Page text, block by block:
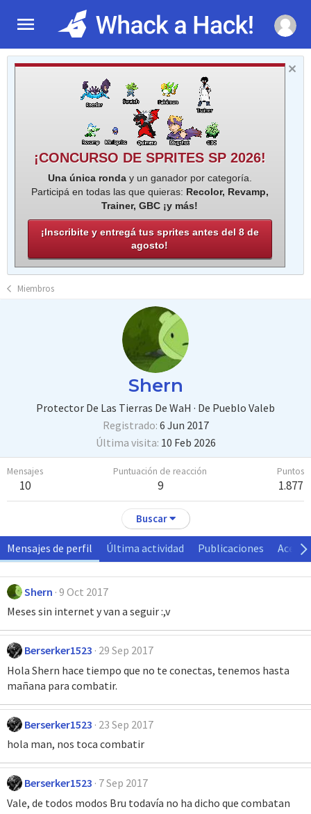
¡CONCURSO DE SPRITES SP 2026!
Una única ronday un ganador por categoría.
Participá en todas las que quieras: Recolor, Revamp,
Trainer, GBC ¡y más!
¡Inscribite y entregá tus sprites antes del 8 de
agosto!
Miembros
Shern
Protector De Las Tierras De WaH · De Pueblo Valeb
Registrado 6 Jun 2017
Última visita 10 Feb 2026
Mensajes
10
Puntuación de reacción
9
Puntos
1.877
Buscar
Mensajes de perfil Última actividad Publicaciones Acerca
Shern 9 Oct 2017
Meses sin internet y van a seguir :,v
Berserker1523 29 Sep 2017
Hola Shern hace tiempo que no te conectas, tenemos hasta
mañana para combatir.
Berserker1523 23 Sep 2017
hola man, nos toca combatir
Berserker1523 7 Sep 2017
Vale, de todos modos Bru todavía no ha dicho que combatan